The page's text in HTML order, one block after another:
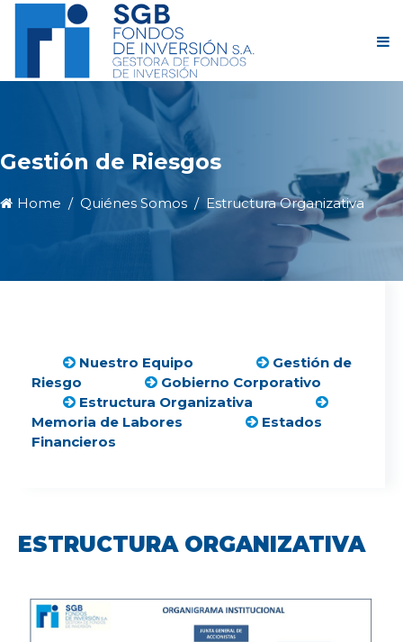
Gestión de Riesgos
Home Quiénes Somos Estructura Organizativa
Nuestro Equipo
Gestión de
Riesgo
Gobierno Corporativo
Estructura Organizativa
Memoria de Labores
Estados
Financieros
ESTRUCTURA ORGANIZATIVA